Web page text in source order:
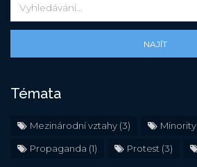
NAJÍT
Témata
Mezinárodní vztahy (3) Minority
Propaganda (1) Protest (3)